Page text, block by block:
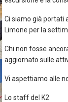
Ci siamo già portati
Limone per la
Chi non fosse
aggiornato sulle
Vi aspettiamo alle
Lo staff del K2